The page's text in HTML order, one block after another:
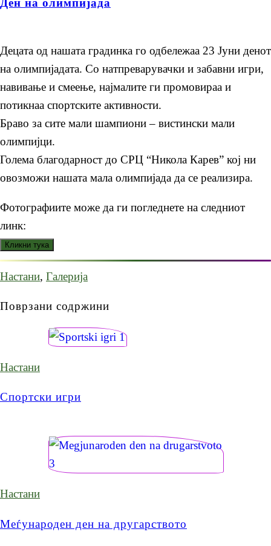
Ден на олимпијада
Децата од нашата градинка го одбележаа 23 Јуни денот
на олимпијадата. Со натпреварувачки и забавни игри,
навивање и смеење, најмалите ги промовираа и
потикнаа спортските активности.
Браво за сите мали шампиони – вистински мали
олимпијци.
Голема благодарност до СРЦ “Никола Карев” кој ни
овозможи нашата мала олимпијада да се реализира.
Фотографиите може да ги погледнете на следниот
линк:
Настани, Галерија
Поврзани содржини
Настани
Спортски игри
Настани
Меѓународен ден на другарството